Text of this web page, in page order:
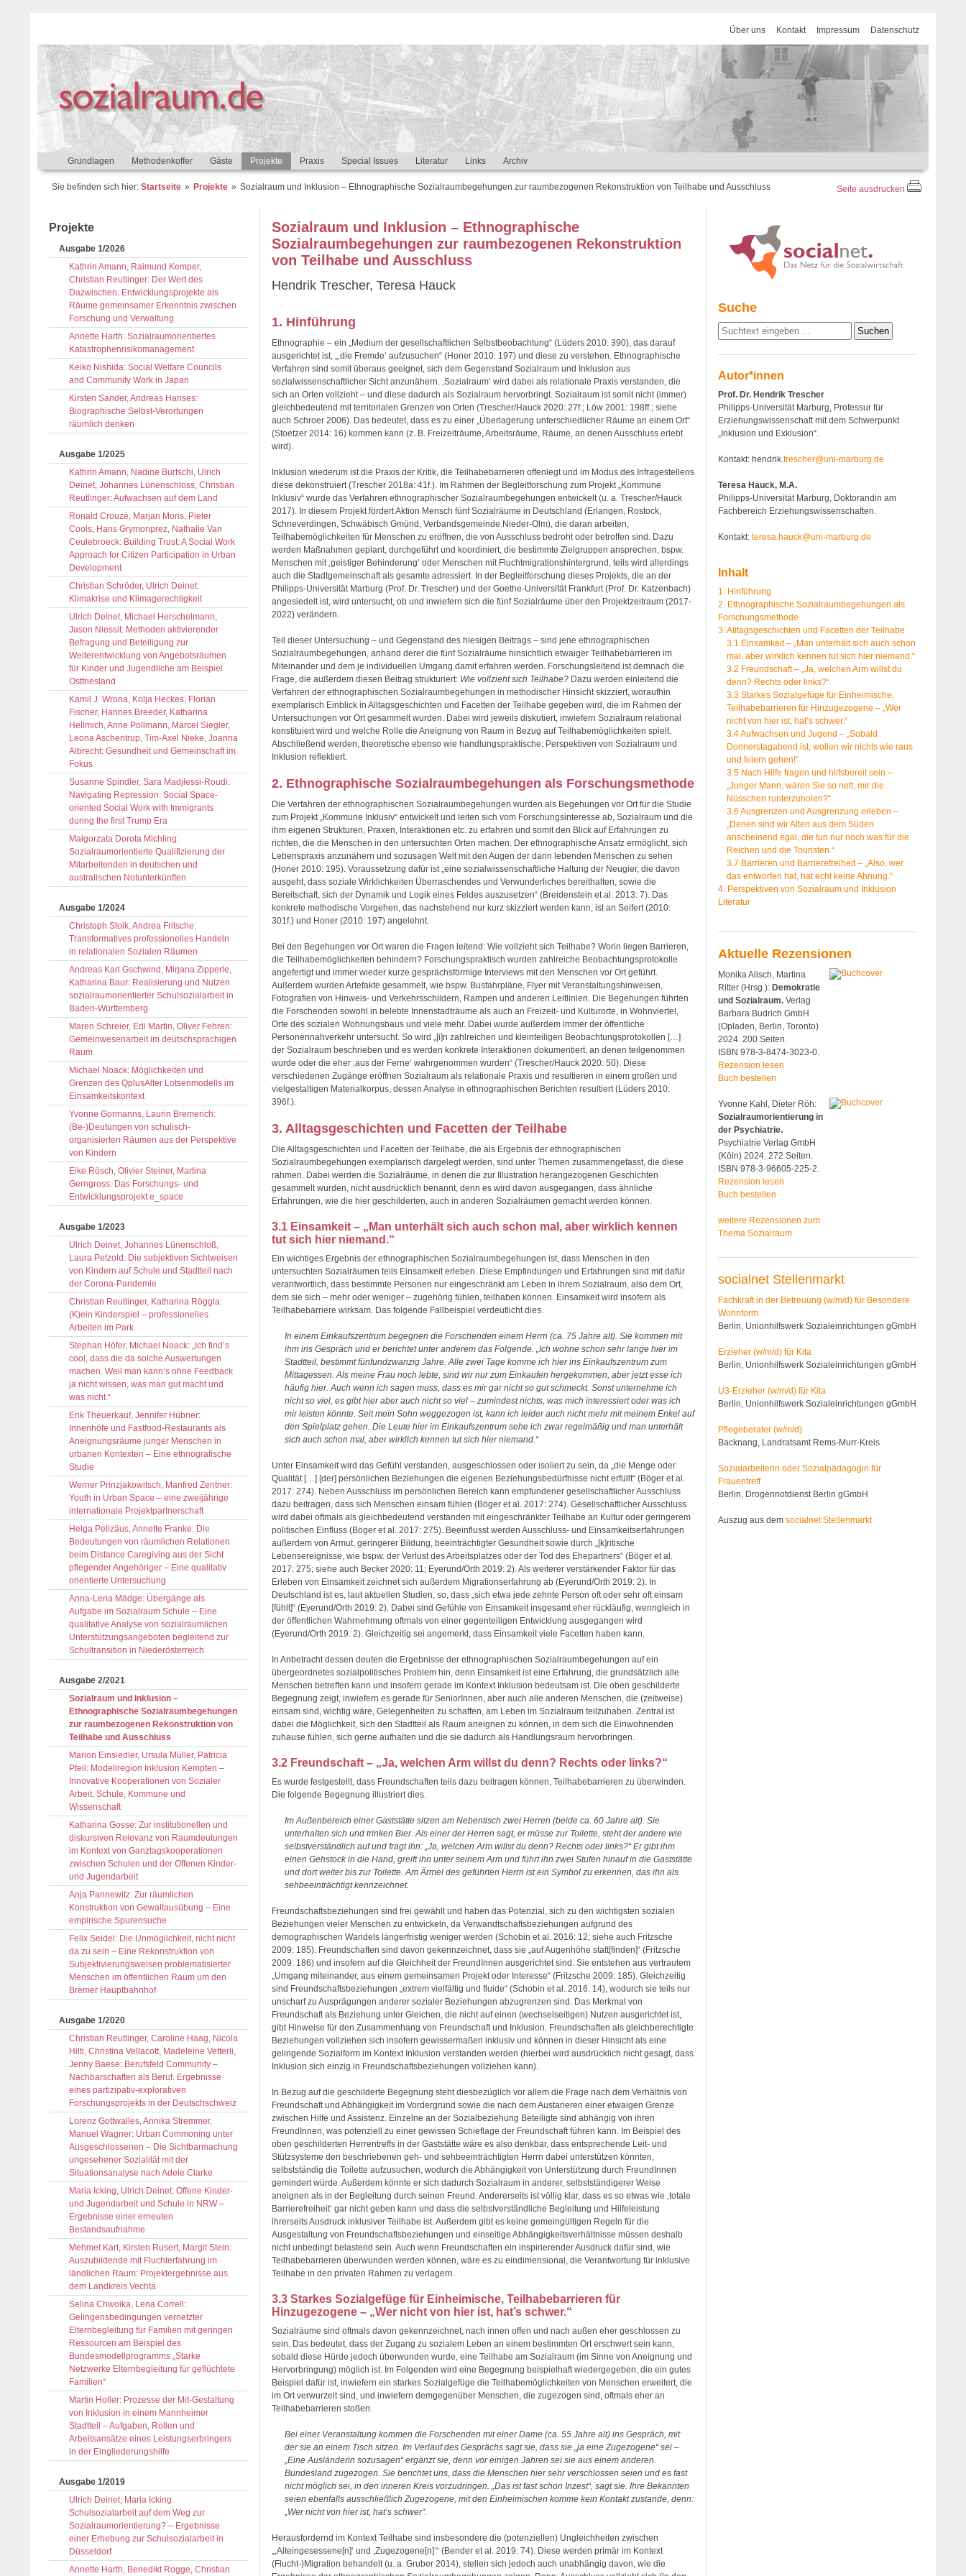
Über uns Kontakt Impressum Datenschutz
Grundlagen Methodenkoffer Gäste Projekte Praxis Special Issues Literatur Links Archiv
Seite ausdrucken
Sie befinden sich hier: Startseite Projekte Sozialraum und Inklusion – Ethnographische Sozialraumbegehungen zur raumbezogenen Rekonstruktion von Teilhabe und Ausschluss
Sozialraum und Inklusion – Ethnographische
Sozialraumbegehungen zur raumbezogenen Rekonstruktion
von Teilhabe und Ausschluss
Hendrik Trescher, Teresa Hauck
1. Hinführung
Ethnographie – ein „Medium der gesellschaftlichen Selbstbeobachtung“ (Lüders 2010: 390), das darauf
ausgerichtet ist, „‚die Fremde‘ aufzusuchen“ (Honer 2010: 197) und diese zu verstehen. Ethnographische
Verfahren sind somit überaus geeignet, sich dem Gegenstand Sozialraum und Inklusion aus
sozialwissenschaftlicher Sicht anzunähern. ‚Sozialraum‘ wird dabei als relationale Praxis verstanden, die
sich an Orten vollzieht – und diese dadurch als Sozialraum hervorbringt. Sozialraum ist somit nicht (immer)
gleichbedeutend mit territorialen Grenzen von Orten (Trescher/Hauck 2020: 27f.; Löw 2001: 198ff.; siehe
auch Schroer 2006). Das bedeutet, dass es zu einer „Überlagerung unterschiedlicher Räume an einem Ort“
(Stoetzer 2014: 16) kommen kann (z. B. Freizeiträume, Arbeitsräume, Räume, an denen Ausschluss erlebt
wird).
Inklusion wiederum ist die Praxis der Kritik, die Teilhabebarrieren offenlegt und im Modus des Infragestellens
diese dekonstruiert (Trescher 2018a: 41f.). Im Rahmen der Begleitforschung zum Projekt „Kommune
Inklusiv“ wurde das Verfahren ethnographischer Sozialraumbegehungen entwickelt (u. a. Trescher/Hauck
2017). In diesem Projekt fördert Aktion Mensch fünf Sozialräume in Deutschland (Erlangen, Rostock,
Schneverdingen, Schwäbisch Gmünd, Verbandsgemeinde Nieder-Olm), die daran arbeiten,
Teilhabemöglichkeiten für Menschen zu eröffnen, die von Ausschluss bedroht oder betroffen sind. Dazu
werden Maßnahmen geplant, durchgeführt und koordiniert, die bestimmte Zielgruppen ansprechen, bspw.
Menschen mit ‚geistiger Behinderung‘ oder Menschen mit Fluchtmigrationshintergrund, teils wird allerdings
auch die Stadtgemeinschaft als gesamte adressiert. In der Begleitforschung dieses Projekts, die an der
Philipps-Universität Marburg (Prof. Dr. Trescher) und der Goethe-Universität Frankfurt (Prof. Dr. Katzenbach)
angesiedelt ist, wird untersucht, ob und inwiefern sich die fünf Sozialräume über den Projektzeitraum (2017-
2022) verändern.
Teil dieser Untersuchung – und Gegenstand des hiesigen Beitrags – sind jene ethnographischen
Sozialraumbegehungen, anhand derer die fünf Sozialräume hinsichtlich etwaiger Teilhabebarrieren im
Miteinander und dem je individuellen Umgang damit erfahren werden. Forschungsleitend ist demnach die
Frage, die außerdem diesen Beitrag strukturiert: Wie vollzieht sich Teilhabe? Dazu werden einleitend die
Verfahren der ethnographischen Sozialraumbegehungen in methodischer Hinsicht skizziert, woraufhin
exemplarisch Einblick in Alltagsgeschichten und Facetten der Teilhabe gegeben wird, die im Rahmen der
Untersuchungen vor Ort gesammelt wurden. Dabei wird jeweils diskutiert, inwiefern Sozialraum relational
konstituiert wird und welche Rolle die Aneignung von Raum in Bezug auf Teilhabemöglichkeiten spielt.
Abschließend werden, theoretische ebenso wie handlungspraktische, Perspektiven von Sozialraum und
Inklusion reflektiert.
2. Ethnographische Sozialraumbegehungen als Forschungsmethode
Die Verfahren der ethnographischen Sozialraumbegehungen wurden als Begehungen vor Ort für die Studie
zum Projekt „Kommune Inklusiv“ entwickelt und leiten sich vom Forschungsinteresse ab, Sozialraum und die
ihm eigenen Strukturen, Praxen, Interaktionen etc. zu erfahren und somit den Blick auf Erfahrungen zu
richten, die die Menschen in den untersuchten Orten machen. Der ethnographische Ansatz ermöglicht, sich
Lebenspraxis anzunähern und sozusagen Welt mit den Augen der darin lebenden Menschen zu sehen
(Honer 2010: 195). Voraussetzung dafür ist „eine sozialwissenschaftliche Haltung der Neugier, die davon
ausgeht, dass soziale Wirklichkeiten Überraschendes und Verwunderliches bereithalten, sowie die
Bereitschaft, sich der Dynamik und Logik eines Feldes auszusetzen“ (Breidenstein et al. 2013: 7). Das
konkrete methodische Vorgehen, das nachstehend nur kurz skizziert werden kann, ist an Seifert (2010:
301f.) und Honer (2010: 197) angelehnt.
Bei den Begehungen vor Ort waren die Fragen leitend: Wie vollzieht sich Teilhabe? Worin liegen Barrieren,
die Teilhabemöglichkeiten behindern? Forschungspraktisch wurden zahlreiche Beobachtungsprotokolle
angefertigt und immer wieder kurze gesprächsförmige Interviews mit den Menschen vor Ort geführt.
Außerdem wurden Artefakte gesammelt, wie bspw. Busfahrpläne, Flyer mit Veranstaltungshinweisen,
Fotografien von Hinweis- und Verkehrsschildern, Rampen und anderen Leitlinien. Die Begehungen führten
die Forschenden sowohl in belebte Innenstadträume als auch an Freizeit- und Kulturorte, in Wohnviertel,
Orte des sozialen Wohnungsbaus und viele mehr. Dabei wurde außerdem immer der öffentliche
Personennahverkehr untersucht. So wird „[i]n zahlreichen und kleinteiligen Beobachtungsprotokollen […]
der Sozialraum beschrieben und es werden konkrete Interaktionen dokumentiert, an denen teilgenommen
wurde oder die eher ‚aus der Ferne‘ wahrgenommen wurden“ (Trescher/Hauck 2020: 50). Diese
verschiedenen Zugänge eröffnen Sozialraum als relationale Praxis und resultieren in einem großen und
vielgestaltigen Materialkorpus, dessen Analyse in ethnographischen Berichten resultiert (Lüders 2010:
396f.).
3. Alltagsgeschichten und Facetten der Teilhabe
Die Alltagsgeschichten und Facetten der Teilhabe, die als Ergebnis der ethnographischen
Sozialraumbegehungen exemplarisch dargelegt werden, sind unter Themen zusammengefasst, die diese
rahmen. Dabei werden die Sozialräume, in denen die zur Illustration herangezogenen Geschichten
gesammelt wurden, nicht ausdrücklich benannt, denn es wird davon ausgegangen, dass ähnliche
Erfahrungen, wie die hier geschilderten, auch in anderen Sozialräumen gemacht werden können.
3.1 Einsamkeit – „Man unterhält sich auch schon mal, aber wirklich kennen
tut sich hier niemand.“
Ein wichtiges Ergebnis der ethnographischen Sozialraumbegehungen ist, dass Menschen in den
untersuchten Sozialräumen teils Einsamkeit erleben. Diese Empfindungen und Erfahrungen sind mit dafür
verantwortlich, dass bestimmte Personen nur eingeschränkt am Leben in ihrem Sozialraum, also dem Ort,
dem sie sich – mehr oder weniger – zugehörig fühlen, teilhaben können. Einsamkeit wird insofern als
Teilhabebarriere wirksam. Das folgende Fallbeispiel verdeutlicht dies.
In einem Einkaufszentrum begegnen die Forschenden einem Herrn (ca. 75 Jahre alt). Sie kommen mit
ihm ins Gespräch und er berichtet unter anderem das Folgende. „Ich wohne schon sehr lange hier im
Stadtteil, bestimmt fünfundzwanzig Jahre. Alle zwei Tage komme ich hier ins Einkaufszentrum zum
Mittagessen. Als meine Frau noch lebte, sind wir nur zum Einkaufen hergekommen, aber jetzt esse ich
häufig hier. Auch wenn ich sagen muss, dass es mir gar nicht so gut schmeckt. Sonst unternehme ich
nicht so viel, es gibt hier aber auch nicht so viel – zumindest nichts, was mich interessiert oder was ich
mir leisten könnte. Seit mein Sohn weggezogen ist, kann ich leider auch nicht mehr mit meinem Enkel auf
den Spielplatz gehen. Die Leute hier im Einkaufszentrum sehe ich zwar regelmäßig und man unterhält
sich auch schon mal, aber wirklich kennen tut sich hier niemand.“
Unter Einsamkeit wird das Gefühl verstanden, ausgeschlossen oder isoliert zu sein, da „die Menge oder
Qualität […] [der] persönlichen Beziehungen die eigenen Beziehungsbedürfnisse nicht erfüllt“ (Böger et al.
2017: 274). Neben Ausschluss im persönlichen Bereich kann empfundener gesellschaftlicher Ausschluss
dazu beitragen, dass sich Menschen einsam fühlen (Böger et al. 2017: 274). Gesellschaftlicher Ausschluss
wird dabei oftmals als gleichbedeutend verstanden mit eingeschränkter Teilhabe an Kultur oder geringerem
politischen Einfluss (Böger et al. 2017: 275). Beeinflusst werden Ausschluss- und Einsamkeitserfahrungen
außerdem von Armut, geringerer Bildung, beeinträchtigter Gesundheit sowie durch „[k]ritische
Lebensereignisse, wie bspw. der Verlust des Arbeitsplatzes oder der Tod des Ehepartners“ (Böger et al.
2017: 275; siehe auch Becker 2020: 11; Eyerund/Orth 2019: 2). Als weiterer verstärkender Faktor für das
Erleben von Einsamkeit zeichnet sich außerdem Migrationserfahrung ab (Eyerund/Orth 2019: 2). In
Deutschland ist es, laut aktuellen Studien, so, dass „sich etwa jede zehnte Person oft oder sehr oft einsam
[fühlt]“ (Eyerund/Orth 2019: 2). Dabei sind Gefühle von Einsamkeit insgesamt eher rückläufig, wenngleich in
der öffentlichen Wahrnehmung oftmals von einer gegenteiligen Entwicklung ausgegangen wird
(Eyerund/Orth 2019: 2). Gleichzeitig sei angemerkt, dass Einsamkeit viele Facetten haben kann.
In Anbetracht dessen deuten die Ergebnisse der ethnographischen Sozialraumbegehungen auf ein
übergeordnetes sozialpolitisches Problem hin, denn Einsamkeit ist eine Erfahrung, die grundsätzlich alle
Menschen betreffen kann und insofern gerade im Kontext Inklusion bedeutsam ist. Die oben geschilderte
Begegnung zeigt, inwiefern es gerade für SeniorInnen, aber auch alle anderen Menschen, die (zeitweise)
einsam sind, wichtig wäre, Gelegenheiten zu schaffen, am Leben im Sozialraum teilzuhaben. Zentral ist
dabei die Möglichkeit, sich den Stadtteil als Raum aneignen zu können, in dem sich die Einwohnenden
zuhause fühlen, sich gerne aufhalten und die sie dadurch als Handlungsraum hervorbringen.
3.2 Freundschaft – „Ja, welchen Arm willst du denn? Rechts oder links?“
Es wurde festgestellt, dass Freundschaften teils dazu beitragen können, Teilhabebarrieren zu überwinden.
Die folgende Begegnung illustriert dies.
Im Außenbereich einer Gaststätte sitzen am Nebentisch zwei Herren (beide ca. 60 Jahre alt). Sie
unterhalten sich und trinken Bier. Als einer der Herren sagt, er müsse zur Toilette, steht der andere wie
selbstverständlich auf und fragt ihn: „Ja, welchen Arm willst du denn? Rechts oder links?“ Er gibt ihm
einen Gehstock in die Hand, greift ihn unter seinem Arm und führt ihn zwei Stufen hinauf in die Gaststätte
und dort weiter bis zur Toilette. Am Ärmel des geführten Herrn ist ein Symbol zu erkennen, das ihn als
sehbeeinträchtigt kennzeichnet.
Freundschaftsbeziehungen sind frei gewählt und haben das Potenzial, sich zu den wichtigsten sozialen
Beziehungen vieler Menschen zu entwickeln, da Verwandtschaftsbeziehungen aufgrund des
demographischen Wandels längerfristig weniger werden (Schobin et al. 2016: 12; siehe auch Fritzsche
2009: 185). Freundschaften sind davon gekennzeichnet, dass sie „auf Augenhöhe statt[finden]“ (Fritzsche
2009: 186) und insofern auf die Gleichheit der FreundInnen ausgerichtet sind. Sie entstehen aus vertrautem
„Umgang miteinander, aus einem gemeinsamen Projekt oder Interesse“ (Fritzsche 2009: 185). Gleichzeitig
sind Freundschaftsbeziehungen „extrem vielfältig und fluide“ (Schobin et al. 2016: 14), wodurch sie teils nur
unscharf zu Ausprägungen anderer sozialer Beziehungen abzugrenzen sind. Das Merkmal von
Freundschaft als Beziehung unter Gleichen, die nicht auf einen (wechselseitigen) Nutzen ausgerichtet ist,
gibt Hinweise für den Zusammenhang von Freundschaft und Inklusion. Freundschaften als gleichberechtigte
Beziehungen vollziehen sich insofern gewissermaßen inklusiv und können in dieser Hinsicht als eine
gelingende Sozialform im Kontext Inklusion verstanden werden (hierbei wird ausdrücklich nicht gesagt, dass
Inklusion sich einzig in Freundschaftsbeziehungen vollziehen kann).
In Bezug auf die geschilderte Begegnung steht diesbezüglich vor allem die Frage nach dem Verhältnis von
Freundschaft und Abhängigkeit im Vordergrund sowie die nach dem Austarieren einer etwaigen Grenze
zwischen Hilfe und Assistenz. Einzelne an der Sozialbeziehung Beteiligte sind abhängig von ihren
FreundInnen, was potenziell zu einer gewissen Schieflage der Freundschaft führen kann. Im Beispiel des
oben geschilderten Herrentreffs in der Gaststätte wäre es also denkbar, dass entsprechende Leit- und
Stützsysteme den beschriebenen geh- und sehbeeinträchtigten Herrn dabei unterstützen könnten,
selbstständig die Toilette aufzusuchen, wodurch die Abhängigkeit von Unterstützung durch FreundInnen
gemindert würde. Außerdem könnte er sich dadurch Sozialraum in anderer, selbstständigerer Weise
aneignen als in der Begleitung durch seinen Freund. Andererseits ist völlig klar, dass es so etwas wie ‚totale
Barrierefreiheit‘ gar nicht geben kann und dass die selbstverständliche Begleitung und Hilfeleistung
ihrerseits Ausdruck inklusiver Teilhabe ist. Außerdem gibt es keine gemeingültigen Regeln für die
Ausgestaltung von Freundschaftsbeziehungen und einseitige Abhängigkeitsverhältnisse müssen deshalb
nicht unbedingt belastend sein. Auch wenn Freundschaften ein inspirierender Ausdruck dafür sind, wie
Teilhabebarrieren überwunden werden können, wäre es zu eindimensional, die Verantwortung für inklusive
Teilhabe in den privaten Rahmen zu verlagern.
3.3 Starkes Sozialgefüge für Einheimische, Teilhabebarrieren für
Hinzugezogene – „Wer nicht von hier ist, hat’s schwer.“
Sozialräume sind oftmals davon gekennzeichnet, nach innen offen und nach außen eher geschlossen zu
sein. Das bedeutet, dass der Zugang zu sozialem Leben an einem bestimmten Ort erschwert sein kann,
sobald diese Hürde jedoch überwunden wurde, eine Teilhabe am Sozialraum (im Sinne von Aneignung und
Hervorbringung) möglich ist. Im Folgenden wird eine Begegnung beispielhaft wiedergegeben, die ein gutes
Beispiel dafür ist, inwiefern ein starkes Sozialgefüge die Teilhabemöglichkeiten von Menschen erweitert, die
im Ort verwurzelt sind, und inwiefern demgegenüber Menschen, die zugezogen sind, oftmals eher an
Teilhabebarrieren stoßen.
Bei einer Veranstaltung kommen die Forschenden mit einer Dame (ca. 55 Jahre alt) ins Gespräch, mit
der sie an einem Tisch sitzen. Im Verlauf des Gesprächs sagt sie, dass sie „ja eine Zugezogene“ sei –
„Eine Ausländerin sozusagen“ ergänzt sie, denn vor einigen Jahren sei sie aus einem anderen
Bundesland zugezogen. Sie berichtet uns, dass die Menschen hier sehr verschlossen seien und es fast
nicht möglich sei, in den inneren Kreis vorzudringen. „Das ist fast schon Inzest“, sagt sie. Ihre Bekannten
seien ebenfalls ausschließlich Zugezogene, mit den Einheimischen komme kein Kontakt zustande, denn:
„Wer nicht von hier ist, hat’s schwer“.
Herausfordernd im Kontext Teilhabe sind insbesondere die (potenziellen) Ungleichheiten zwischen
„‚Alteingesessene[n]‘ und ‚Zugezogene[n]‘“ (Bender et al. 2019: 74). Diese werden primär im Kontext
(Flucht-)Migration behandelt (u. a. Gruber 2014), stellen sich jedoch auch unabhängig davon, wie die
Projekte
Ausgabe 1/2026
Kathrin Amann, Raimund Kemper,
Christian Reutlinger: Der Wert des
Dazwischen: Entwicklungsprojekte als
Räume gemeinsamer Erkenntnis zwischen
Forschung und Verwaltung
Annette Harth: Sozialraumorientiertes
Katastrophenrisikomanagement
Keiko Nishida: Social Welfare Councils
and Community Work in Japan
Kirsten Sander, Andreas Hanses:
Biographische Selbst-Verortungen
räumlich denken
Ausgabe 1/2025
Kathrin Amann, Nadine Burtschi, Ulrich
Deinet, Johannes Lünenschloss, Christian
Reutlinger: Aufwachsen auf dem Land
Ronald Crouzé, Marjan Moris, Pieter
Cools, Hans Grymonprez, Nathalie Van
Ceulebroeck: Building Trust: A Social Work
Approach for Citizen Participation in Urban
Development
Christian Schröder, Ulrich Deinet:
Klimakrise und Klimagerechtigkeit
Ulrich Deinet, Michael Herschelmann,
Jason Niessit: Methoden aktivierender
Befragung und Beteiligung zur
Weiterentwicklung von Angebotsräumen
für Kinder und Jugendliche am Beispiel
Ostfriesland
Kamil J. Wrona, Kolja Heckes, Florian
Fischer, Hannes Breeder, Katharina
Hellmich, Anne Pollmann, Marcel Siegler,
Leona Aschentrup, Tim-Axel Nieke, Joanna
Albrecht: Gesundheit und Gemeinschaft im
Fokus
Susanne Spindler, Sara Madjlessi-Roudi:
Navigating Repression: Social Space-
oriented Social Work with Immigrants
during the first Trump Era
Małgorzata Dorota Michling:
Sozialraumorientierte Qualifizierung der
Mitarbeitenden in deutschen und
australischen Notunterkünften
Ausgabe 1/2024
Christoph Stoik, Andrea Fritsche:
Transformatives professionelles Handeln
in relationalen Sozialen Räumen
Andreas Karl Gschwind, Mirjana Zipperle,
Katharina Baur: Realisierung und Nutzen
sozialraumorientierter Schulsozialarbeit in
Baden-Württemberg
Maren Schreier, Edi Martin, Oliver Fehren:
Gemeinwesenarbeit im deutschsprachigen
Raum
Michael Noack: Möglichkeiten und
Grenzen des QplusAlter Lotsenmodells im
Einsamkeitskontext
Yvonne Gormanns, Laurin Bremerich:
(Be-)Deutungen von schulisch-
organisierten Räumen aus der Perspektive
von Kindern
Eike Rösch, Olivier Steiner, Martina
Gerngross: Das Forschungs- und
Entwicklungsprojekt e_space
Ausgabe 1/2023
Ulrich Deinet, Johannes Lünenschloß,
Laura Petzold: Die subjektiven Sichtweisen
von Kindern auf Schule und Stadtteil nach
der Corona-Pandemie
Christian Reutlinger, Katharina Röggla:
(K)ein Kinderspiel – professionelles
Arbeiten im Park
Stephan Höfer, Michael Noack: „Ich find’s
cool, dass die da solche Auswertungen
machen. Weil man kann’s ohne Feedback
ja nicht wissen, was man gut macht und
was nicht.“
Erik Theuerkauf, Jennifer Hübner:
Innenhöfe und Fastfood-Restaurants als
Aneignungsräume junger Menschen in
urbanen Kontexten – Eine ethnografische
Studie
Werner Prinzjakowitsch, Manfred Zentner:
Youth in Urban Space – eine zweijährige
internationale Projektpartnerschaft
Helga Pelizäus, Annette Franke: Die
Bedeutungen von räumlichen Relationen
beim Distance Caregiving aus der Sicht
pflegender Angehöriger – Eine qualitativ
orientierte Untersuchung
Anna-Lena Mädge: Übergänge als
Aufgabe im Sozialraum Schule – Eine
qualitative Analyse von sozialräumlichen
Unterstützungsangeboten begleitend zur
Schultransition in Niederösterreich
Ausgabe 2/2021
Sozialraum und Inklusion –
Ethnographische Sozialraumbegehungen
zur raumbezogenen Rekonstruktion von
Teilhabe und Ausschluss
Marion Einsiedler, Ursula Müller, Patricia
Pfeil: Modellregion Inklusion Kempten –
Innovative Kooperationen von Sozialer
Arbeit, Schule, Kommune und
Wissenschaft
Katharina Gosse: Zur institutionellen und
diskursiven Relevanz von Raumdeutungen
im Kontext von Ganztagskooperationen
zwischen Schulen und der Offenen Kinder-
und Jugendarbeit
Anja Pannewitz: Zur räumlichen
Konstruktion von Gewaltausübung – Eine
empirische Spurensuche
Felix Seidel: Die Unmöglichkeit, nicht nicht
da zu sein – Eine Rekonstruktion von
Subjektivierungsweisen problematisierter
Menschen im öffentlichen Raum um den
Bremer Hauptbahnhof
Ausgabe 1/2020
Christian Reutlinger, Caroline Haag, Nicola
Hilti, Christina Vellacott, Madeleine Vetterli,
Jenny Baese: Berufsfeld Community –
Nachbarschaften als Beruf. Ergebnisse
eines partizipativ-explorativen
Forschungsprojekts in der Deutschschweiz
Lorenz Gottwalles, Annika Stremmer,
Manuel Wagner: Urban Commoning unter
Ausgeschlossenen – Die Sichtbarmachung
ungesehener Sozialität mit der
Situationsanalyse nach Adele Clarke
Maria Icking, Ulrich Deinet: Offene Kinder-
und Jugendarbeit und Schule in NRW –
Ergebnisse einer erneuten
Bestandsaufnahme
Mehmet Kart, Kirsten Rusert, Margit Stein:
Auszubildende mit Fluchterfahrung im
ländlichen Raum: Projektergebnisse aus
dem Landkreis Vechta
Selina Chwoika, Lena Correll:
Gelingensbedingungen vernetzter
Elternbegleitung für Familien mit geringen
Ressourcen am Beispiel des
Bundesmodellprogramms „Starke
Netzwerke Elternbegleitung für geflüchtete
Familien“
Martin Holler: Prozesse der Mit-Gestaltung
von Inklusion in einem Mannheimer
Stadtteil – Aufgaben, Rollen und
Arbeitsansätze eines Leistungserbringers
in der Eingliederungshilfe
Ausgabe 1/2019
Ulrich Deinet, Maria Icking:
Schulsozialarbeit auf dem Weg zur
Sozialraumorientierung? – Ergebnisse
einer Erhebung zur Schulsozialarbeit in
Düsseldorf
Annette Harth, Benedikt Rogge, Christian
Suche
Autor*innen
Prof. Dr. Hendrik Trescher
Philipps-Universität Marburg, Professur für
Erziehungswissenschaft mit dem Schwerpunkt
„Inklusion und Exklusion“.
Kontakt: hendrik.trescher@uni-marburg.de
Teresa Hauck, M.A.
Philipps-Universität Marburg, Doktorandin am
Fachbereich Erziehungswissenschaften.
Kontakt: teresa.hauck@uni-marburg.de
Inhalt
1. Hinführung
2. Ethnographische Sozialraumbegehungen als
Forschungsmethode
3. Alltagsgeschichten und Facetten der Teilhabe
3.1 Einsamkeit – „Man unterhält sich auch schon
mal, aber wirklich kennen tut sich hier niemand.“
3.2 Freundschaft – „Ja, welchen Arm willst du
denn? Rechts oder links?“
3.3 Starkes Sozialgefüge für Einheimische,
Teilhabebarrieren für Hinzugezogene – „Wer
nicht von hier ist, hat’s schwer.“
3.4 Aufwachsen und Jugend – „Sobald
Donnerstagabend ist, wollen wir nichts wie raus
und feiern gehen!“
3.5 Nach Hilfe fragen und hilfsbereit sein –
„Junger Mann, wären Sie so nett, mir die
Nüsschen runterzuholen?“
3.6 Ausgrenzen und Ausgrenzung erleben –
„Denen sind wir Alten aus dem Süden
anscheinend egal, die tun nur noch was für die
Reichen und die Touristen.“
3.7 Barrieren und Barrierefreiheit – „Also, wer
das entworfen hat, hat echt keine Ahnung.“
4. Perspektiven von Sozialraum und Inklusion
Literatur
Aktuelle Rezensionen
Monika Alisch, Martina
Ritter (Hrsg.): Demokratie
und Sozialraum. Verlag
Barbara Budrich GmbH
(Opladen, Berlin, Toronto)
2024. 200 Seiten.
ISBN 978-3-8474-3023-0.
Rezension lesen
Buch bestellen
Yvonne Kahl, Dieter Röh:
Sozialraumorientierung in
der Psychiatrie.
Psychiatrie Verlag GmbH
(Köln) 2024. 272 Seiten.
ISBN 978-3-96605-225-2.
Rezension lesen
Buch bestellen
weitere Rezensionen zum
Thema Sozialraum
socialnet Stellenmarkt
Fachkraft in der Betreuung (w/m/d) für Besondere
Wohnform
Berlin, Unionhilfswerk Sozialeinrichtungen gGmbH
Erzieher (w/m/d) für Kita
Berlin, Unionhilfswerk Sozialeinrichtungen gGmbH
U3-Erzieher (w/m/d) für Kita
Berlin, Unionhilfswerk Sozialeinrichtungen gGmbH
Pflegeberater (w/m/d)
Backnang, Landratsamt Rems-Murr-Kreis
Sozialarbeiterin oder Sozialpädagogin für
Frauentreff
Berlin, Drogennotdienst Berlin gGmbH
Auszug aus dem socialnet Stellenmarkt